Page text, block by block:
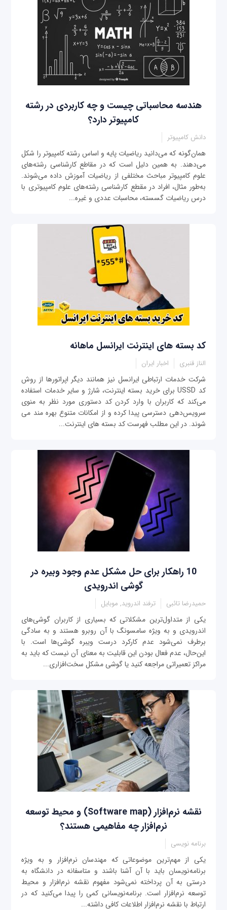
هندسه محاسباتی چیست و چه کاربردی در رشته
کامپیوتر دارد؟
دانش کامپیوتر
همان‌گونه که می‌دانید ریاضیات پایه و اساس رشته کامپیوتر را شکل
می‌دهند. به همین دلیل است که در مقاطع کارشناسی رشته‌های
علوم کامپیوتر مباحث مختلفی از ریاضیات آموزش داده می‌شوند.
به‌طور مثال، افراد در مقطع کارشناسی رشته‌های علوم کامپیوتری با
درس ریاضیات گسسته، محاسبات عددی و غیره...
کد بسته های اینترنت ایرانسل ماهانه
الناز قنبری اخبار ایران
شرکت خدمات ارتباطی ایرانسل نیز همانند دیگر اپراتورها از روش
کد USSD برای خرید بسته اینترنت، شارژ و سایر خدمات استفاده
می‌کند که کاربران با وارد کردن کد دستوری مورد نظر به منوی
سرویس‌دهی دسترسی پیدا کرده و از امکانات متنوع بهره مند می
شوند. در این مطلب فهرست کد بسته های اینترنت...
10 راهکار برای حل مشکل عدم وجود وبیره در
گوشی‌ اندرویدی
حمیدرضا تائبی ترفند اندروید, موبایل
یکی از متداول‌ترین مشکلاتی که بسیاری از کاربران گوشی‌های
اندرویدی و به ویژه سامسونگ با آن روبرو هستند و به سادگی
برطرف نمی‌شود عدم کارکرد درست ویبره گوشی‌ها است. با
این‌حال، عدم فعال بودن این قابلیت به معنای آن نیست که باید به
مراکز تعمیراتی مراجعه کنید یا گوشی مشکل سخت‌افزاری...
نقشه نرم‌افزار (Software map) و محیط توسعه
نرم‌افزار چه مفاهیمی هستند؟
برنامه نویسی
یکی از مهم‌ترین موضوعاتی که مهندسان نرم‌افزار و به ویژه
برنامه‌نویسان باید با آن آشنا باشند و متاسفانه در دانشگاه به
درستی به آن پرداخته نمی‌شود مفهوم نقشه نرم‌افزار و محیط
توسعه نرم‌افزار است. برنامه‌نویسانی کمی را پیدا می‌کنید که در
ارتباط با نقشه نرم‌افزار اطلاعات کافی داشته...